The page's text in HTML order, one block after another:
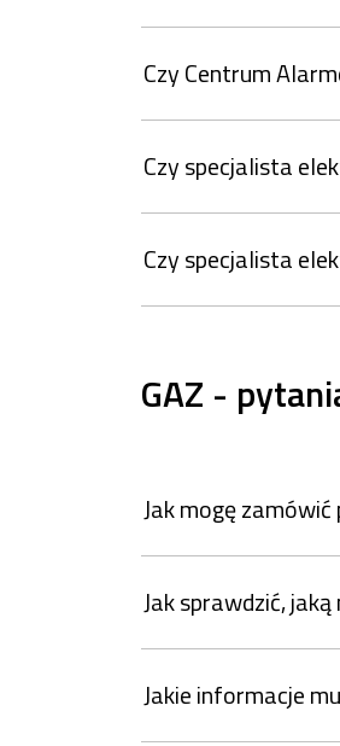
Czy Centrum
Czy specjalista
Czy specjalista
GAZ -
Jak mogę
Jak sprawdzić,
Jakie informacje